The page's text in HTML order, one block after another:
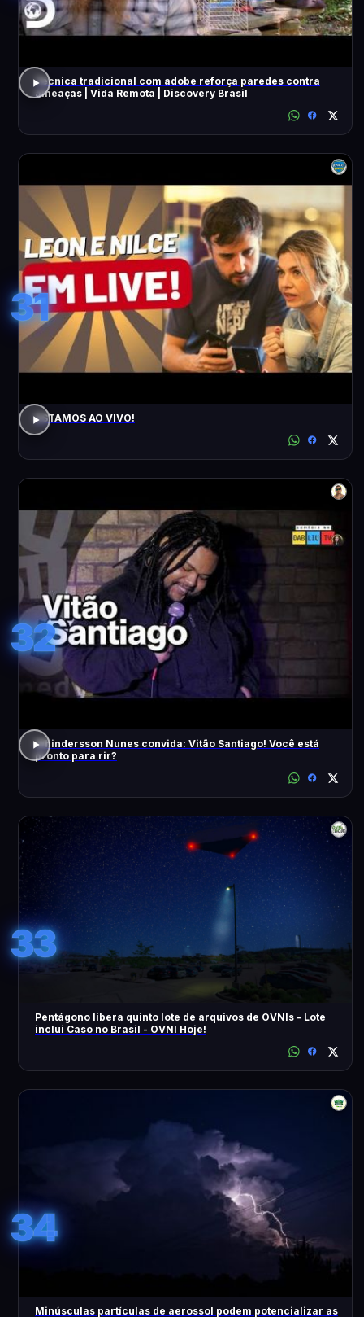
Técnica tradicional com adobe reforça paredes contra
ameaças | Vida Remota | Discovery Brasil
31
ESTAMOS AO VIVO!
32
Whindersson Nunes convida: Vitão Santiago! Você está
pronto para rir?
33
Pentágono libera quinto lote de arquivos de OVNIs - Lote
inclui Caso no Brasil - OVNI Hoje!
34
Minúsculas partículas de aerossol podem potencializar as